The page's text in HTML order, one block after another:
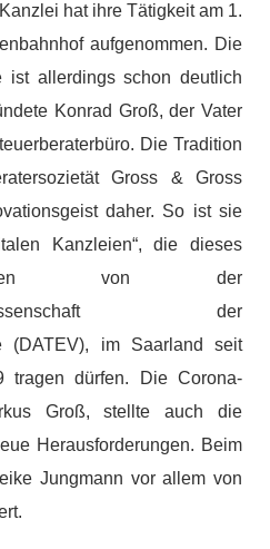
hat ihre Tätigkeit am 1.
aufgenommen. Die
ist allerdings schon deutlich
Konrad Groß, der Vater
Die Tradition
Gross & Gross
daher. So ist sie
Kanzleien“, die dieses
von der
der
(DATEV), im Saarland seit
tragen dürfen. Die Corona-
Groß, stellte auch die
Herausforderungen. Beim
Jungmann vor allem von